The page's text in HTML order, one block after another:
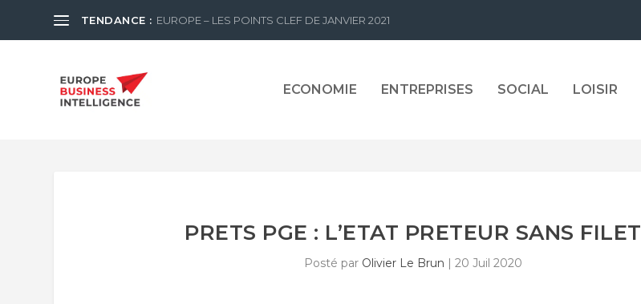
TENDANCE : EUROPE – LES POINTS CLEF DE JANVIER 2021
ECONOMIE ENTREPRISES SOCIAL LOISIR
PRETS PGE : L’ETAT PRETEUR SANS FILET
Posté par Olivier Le Brun | 20 Juil 2020